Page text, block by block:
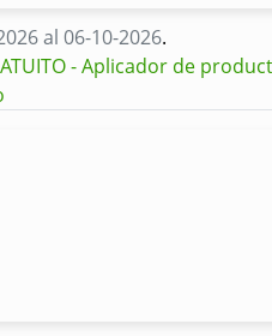
al 06-10-2026.
- Aplicador de